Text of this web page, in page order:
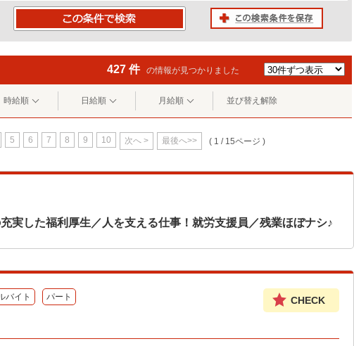
427 件 の情報が見つかりました
時給順 日給順 月給順 並び替え解除
5 6 7 8 9 10 次へ > 最後へ>> ( 1 / 15ページ )
実した福利厚生／人を支える仕事！就労支援員／残業ほぼナシ♪
バイト パート CHECK